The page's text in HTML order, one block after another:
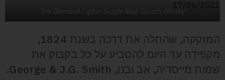
The Glenlivet Cipher Single Malt Scotch Whisky
המזקקה, שהחלה את דרכה בשנת 1824,
מקפידה עד היום להטביע על כל בקבוק את
שמות מייסדיה, אב ובנו, George & J.G. Smith.